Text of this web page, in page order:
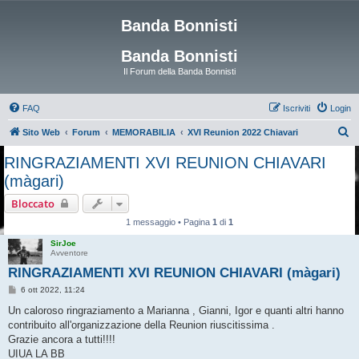
Banda Bonnisti
Banda Bonnisti
Il Forum della Banda Bonnisti
FAQ Login
Iscriviti
Sito Web Forum MEMORABILIA XVI Reunion 2022 Chiavari
RINGRAZIAMENTI XVI REUNION CHIAVARI
(màgari)
Bloccato
1 messaggio • Pagina 1 di 1
SirJoe
Avventore
RINGRAZIAMENTI XVI REUNION CHIAVARI (màgari)
M
s
a
g
i
6 ott 2022, 11:24
Un caloroso ringraziamento a Marianna , Gianni, Igor e quanti altri hanno
contribuito all'organizzazione della Reunion riuscitissima .
Grazie ancora a tutti!!!!
UIUA LA BB